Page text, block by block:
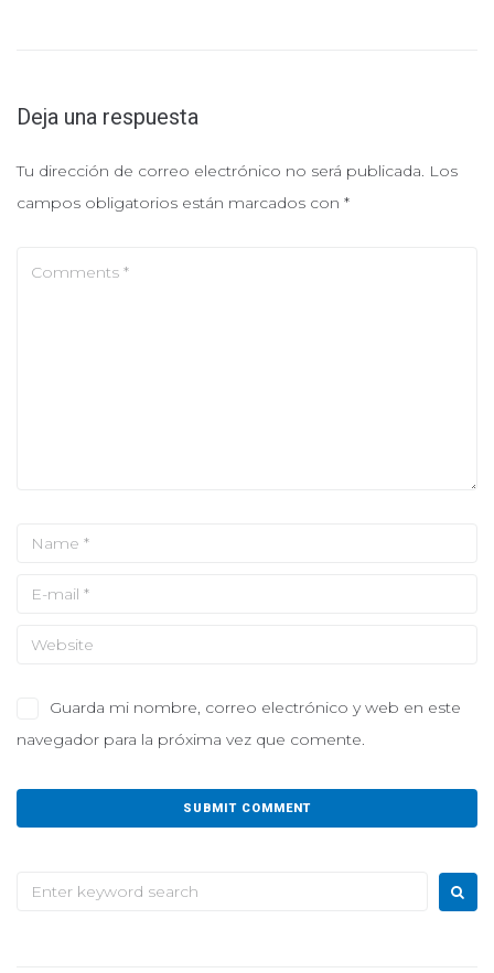
Deja una respuesta
Tu dirección de correo electrónico no será publicada. Los
campos obligatorios están marcados con *
Guarda mi nombre, correo electrónico y web en este
navegador para la próxima vez que comente.
Search